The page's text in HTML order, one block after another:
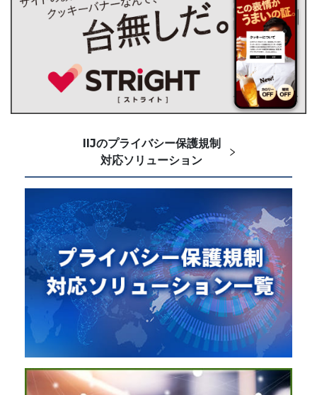
IIJのプライバシー保護規制
対応ソリューション